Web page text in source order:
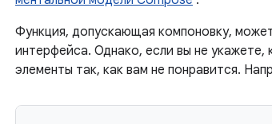
Функция, допускающая компоновку,
интерфейса. Однако, если вы не
элементы так, как вам не понравится.